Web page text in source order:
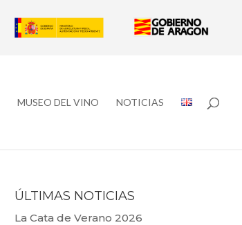
MUSEO DEL VINO NOTICIAS
ÚLTIMAS NOTICIAS
La Cata de Verano 2026